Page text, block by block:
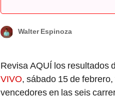
Walter Espinoza
Revisa AQUÍ los resultados
VIVO, sábado 15 de
vencedores en las seis